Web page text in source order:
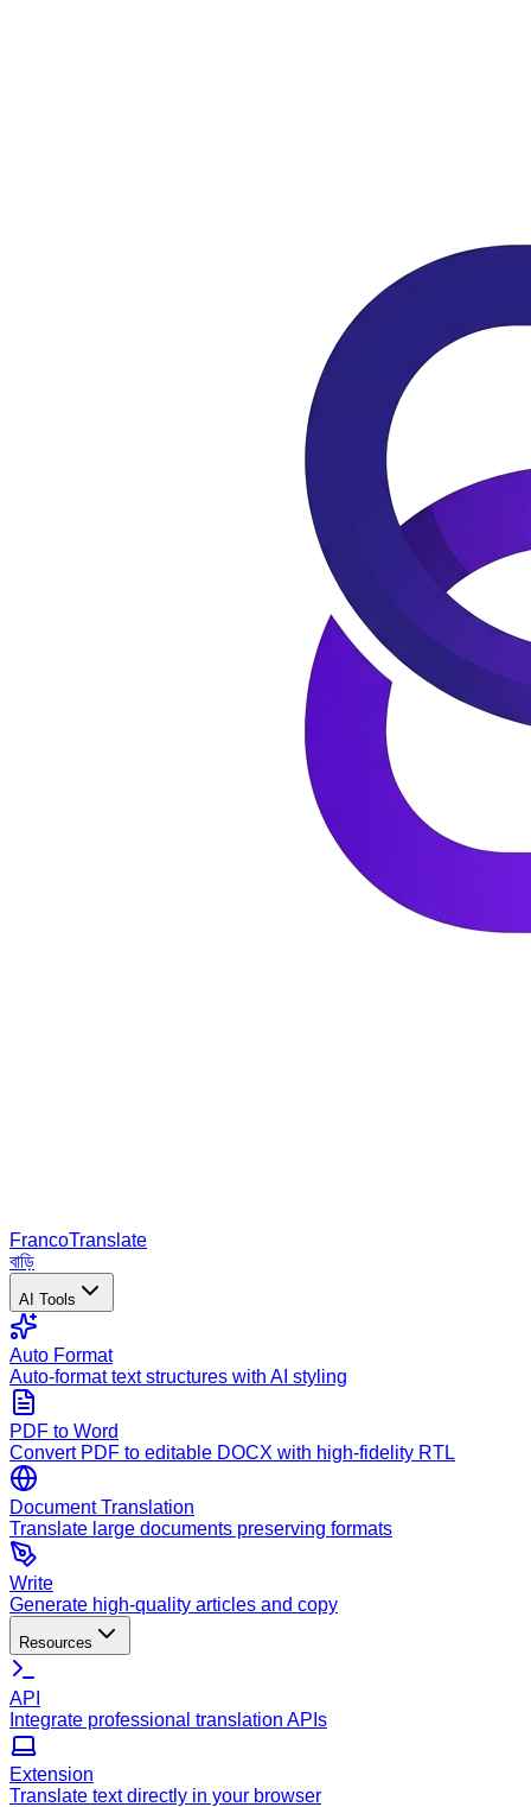
FrancoTranslate
বাড়ি
AI Tools
Auto Format
Auto-format text structures with AI styling
PDF to Word
Convert PDF to editable DOCX with high-fidelity RTL
Document Translation
Translate large documents preserving formats
Write
Generate high-quality articles and copy
Resources
API
Integrate professional translation APIs
Extension
Translate text directly in your browser